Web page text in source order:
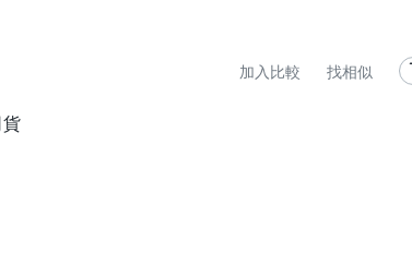
加入比較 找相似